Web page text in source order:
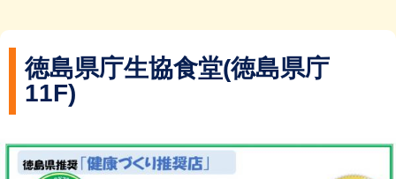
徳島県庁生協食堂(徳島県庁
11F)